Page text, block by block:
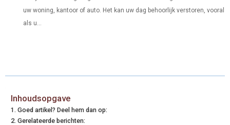
uw woning, kantoor of auto. Het kan uw dag behoorlijk verstoren, vooral
als u...
Inhoudsopgave
Goed artikel? Deel hem dan op:
Gerelateerde berichten: